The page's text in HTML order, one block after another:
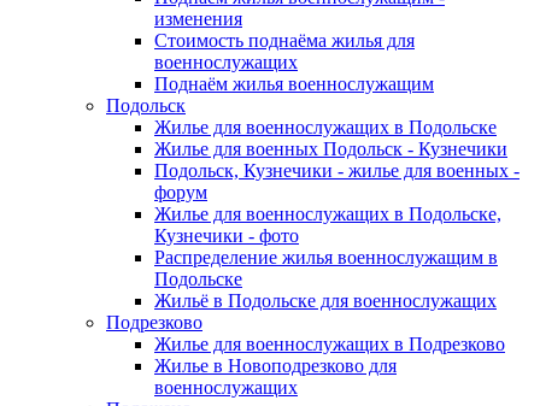
изменения
Стоимость поднаёма жилья для
военнослужащих
Поднаём жилья военнослужащим
Подольск
Жилье для военнослужащих в Подольске
Жилье для военных Подольск - Кузнечики
Подольск, Кузнечики - жилье для военных -
форум
Жилье для военнослужащих в Подольске,
Кузнечики - фото
Распределение жилья военнослужащим в
Подольске
Жильё в Подольске для военнослужащих
Подрезково
Жилье для военнослужащих в Подрезково
Жилье в Новоподрезково для
военнослужащих